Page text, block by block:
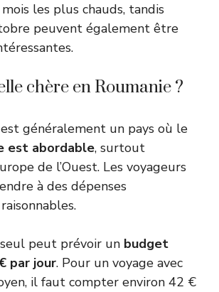
les plus chauds, tandis
peuvent également être
chère en Roumanie ?
généralement un pays où le
est abordable, surtout
de l’Ouest. Les voyageurs
à des dépenses
peut prévoir un budget
par jour. Pour un voyage avec
il faut compter environ 42 €